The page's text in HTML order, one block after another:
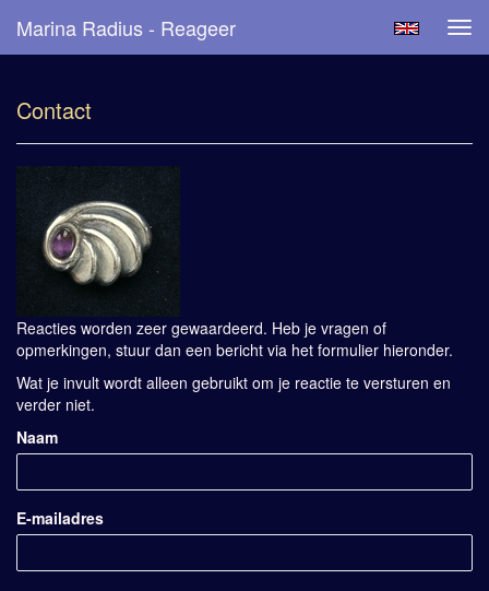
Marina Radius - Reageer
Contact
Reacties worden zeer gewaardeerd. Heb je vragen of
opmerkingen, stuur dan een bericht via het formulier hieronder.
Wat je invult wordt alleen gebruikt om je reactie te versturen en
verder niet.
Naam
E-mailadres